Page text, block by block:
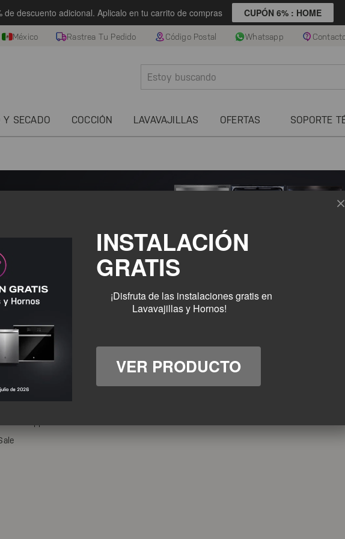
México Rastrea Tu Pedido Código Postal Whatsapp
Y SECADO COCCIÓN LAVAVAJILLAS OFERTAS SOPORTE
Contact center: (55) 9088
de descuento adicional. Aplicalo en tu carrito de compras CUPÓN 6% : HOME
INSTALACIÓN
GRATIS
¡Disfruta de las instalaciones gratis en
Lavavajillas y Hornos!
VER PRODUCTO